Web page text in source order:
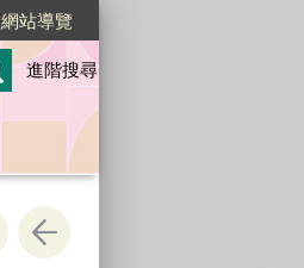
網站導覽
進階搜尋